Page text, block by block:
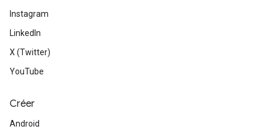
Instagram
LinkedIn
X (Twitter)
YouTube
Créer
Android